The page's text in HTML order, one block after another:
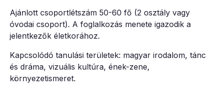
Ajánlott csoportlétszám 50-60 fő (2 osztály vagy
óvodai csoport). A foglalkozás menete igazodik a
jelentkezők életkorához.
Kapcsolódó tanulási területek: magyar irodalom, tánc
és dráma, vizuális kultúra, ének-zene,
környezetismeret.